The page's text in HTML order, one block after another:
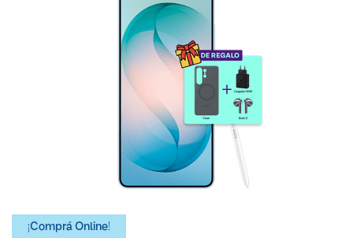
¡Comprá Online!